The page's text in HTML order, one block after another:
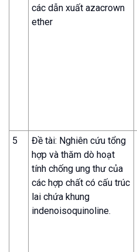
các dẫn xuất azacrown
ether
5
Đề tài: Nghiên cứu tổng
hợp và thăm dò hoạt
tính chống ung thư của
các hợp chất có cấu trúc
lai chứa khung
indenoisoquinoline.